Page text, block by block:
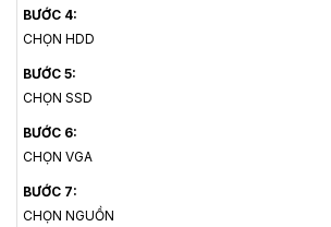
BƯỚC 4:
CHỌN HDD
BƯỚC 5:
CHỌN SSD
BƯỚC 6:
CHỌN VGA
BƯỚC 7:
CHỌN NGUỒN